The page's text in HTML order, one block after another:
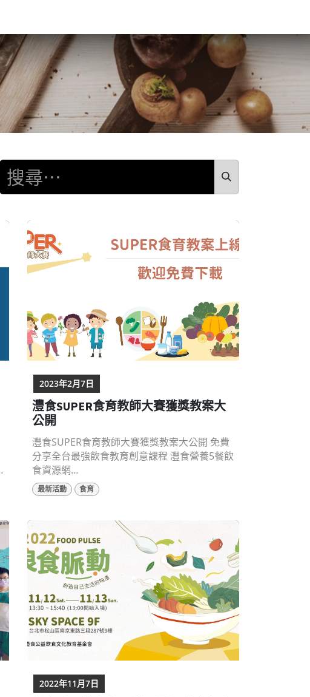
灃食SUPER食育教師大賽獲獎教案大
公開
灃食SUPER食育教師大賽獲獎教案大公開 免費
分享全台最強飲食教育創意課程 灃食營養5餐飲
食資源網
（https://www.dietpedia.fullfoods.org/）全
新食育教案上線！網羅灃食公益飲食文化教育
獎教案，集結來自全台16所幼兒園及國小的創
意課程，涵蓋校園午餐、飲食文化、在地食
農、環境永續等多元主題，期待食農教育法通
過後，成為最豐...
最新活動 食育
2023年2月7日
2022年11月7日